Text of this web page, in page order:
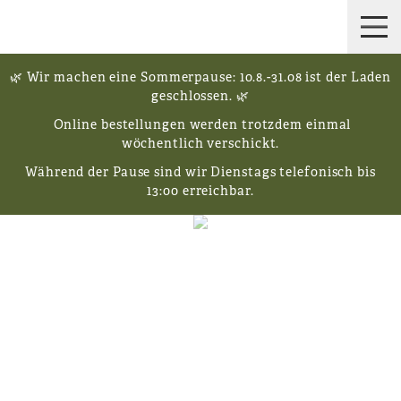
🌿 Wir machen eine Sommerpause: 10.8.-31.08 ist der Laden
geschlossen. 🌿
Online bestellungen werden trotzdem einmal
wöchentlich verschickt.
Während der Pause sind wir Dienstags telefonisch bis
13:00 erreichbar.